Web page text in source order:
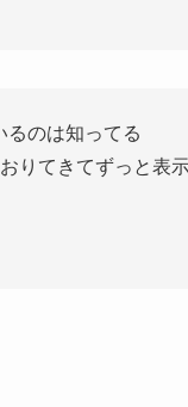
るのは知ってる
りてきてずっと表